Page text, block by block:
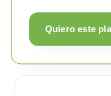
Quiero este